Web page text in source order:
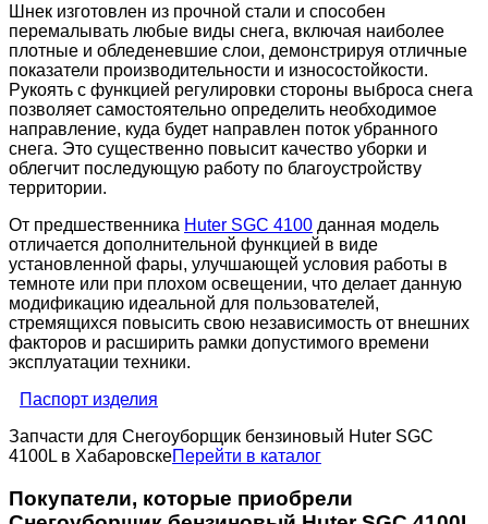
Шнек изготовлен из прочной стали и способен
перемалывать любые виды снега, включая наиболее
плотные и обледеневшие слои, демонстрируя отличные
показатели производительности и износостойкости.
Рукоять с функцией регулировки стороны выброса снега
позволяет самостоятельно определить необходимое
направление, куда будет направлен поток убранного
снега. Это существенно повысит качество уборки и
облегчит последующую работу по благоустройству
территории.
От предшественника Huter SGC 4100 данная модель
отличается дополнительной функцией в виде
установленной фары, улучшающей условия работы в
темноте или при плохом освещении, что делает данную
модификацию идеальной для пользователей,
стремящихся повысить свою независимость от внешних
факторов и расширить рамки допустимого времени
эксплуатации техники.
Паспорт изделия
Запчасти для Снегоуборщик бензиновый Huter SGC
4100L в ХабаровскеПерейти в каталог
Покупатели, которые приобрели